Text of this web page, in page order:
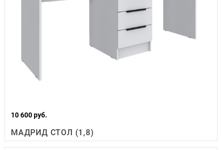
10 600 руб.
МАДРИД СТОЛ (1,8)